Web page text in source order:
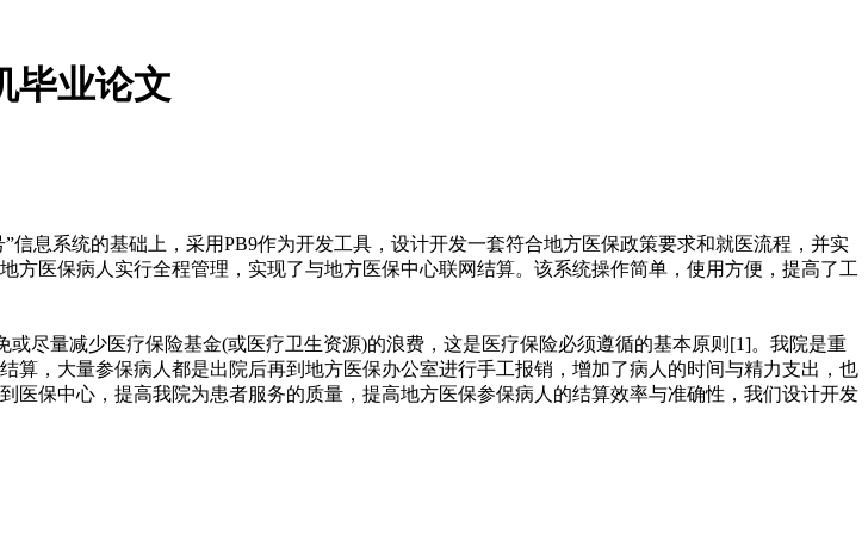
毕业论文
息系统的基础上，采用PB9作为开发工具，设计开发一套符合地方医保政策要求和就医流程，并实
医保病人实行全程管理，实现了与地方医保中心联网结算。该系统操作简单，使用方便，提高了工
尽量减少医疗保险基金(或医疗卫生资源)的浪费，这是医疗保险必须遵循的基本原则[1]。我院是重
，大量参保病人都是出院后再到地方医保办公室进行手工报销，增加了病人的时间与精力支出，也
保中心，提高我院为患者服务的质量，提高地方医保参保病人的结算效率与准确性，我们设计开发